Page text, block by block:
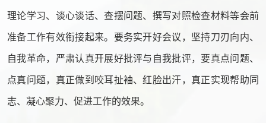
理论学习、谈心谈话、查摆问题、撰写对照检查材料等会前
准备工作有效衔接起来。要务实开好会议，坚持刀刃向内、
自我革命，严肃认真开展好批评与自我批评，要真点问题、
点真问题，真正做到咬耳扯袖、红脸出汗，真正实现帮助同
志、凝心聚力、促进工作的效果。